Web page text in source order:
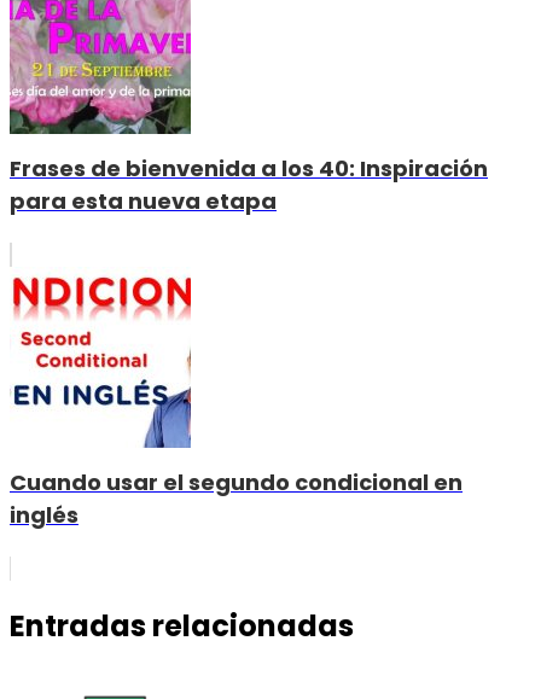
Frases de bienvenida a los 40: Inspiración
para esta nueva etapa
Cuando usar el segundo condicional en
inglés
Entradas relacionadas